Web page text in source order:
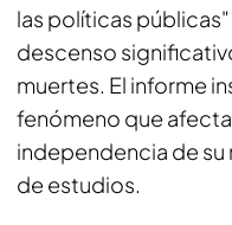
las políticas
descenso
muertes. El informe
fenómeno que
independencia de su
de estudios.